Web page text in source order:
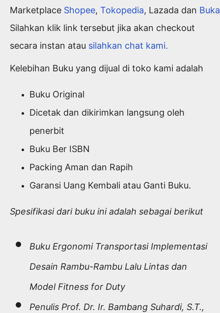
Marketplace Shopee, Tokopedia, Lazada dan
Silahkan klik link tersebut jika akan checkout
secara instan atau silahkan chat kami.
Kelebihan Buku yang dijual di toko kami adalah
Buku Original
Dicetak dan dikirimkan langsung oleh
penerbit
Buku Ber ISBN
Packing Aman dan Rapih
Garansi Uang Kembali atau Ganti Buku.
Spesifikasi dari buku ini adalah sebagai berikut
Buku Ergonomi Transportasi Implementasi
Desain Rambu-Rambu Lalu Lintas dan
Model Fitness for Duty
Penulis Prof. Dr. Ir. Bambang Suhardi, S.T.,